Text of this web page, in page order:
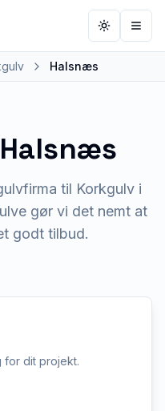
ToggleÅbn
Halsnæs
Halsnæs
til Korkgulv i
gør vi det nemt at
godt tilbud.
for dit projekt.